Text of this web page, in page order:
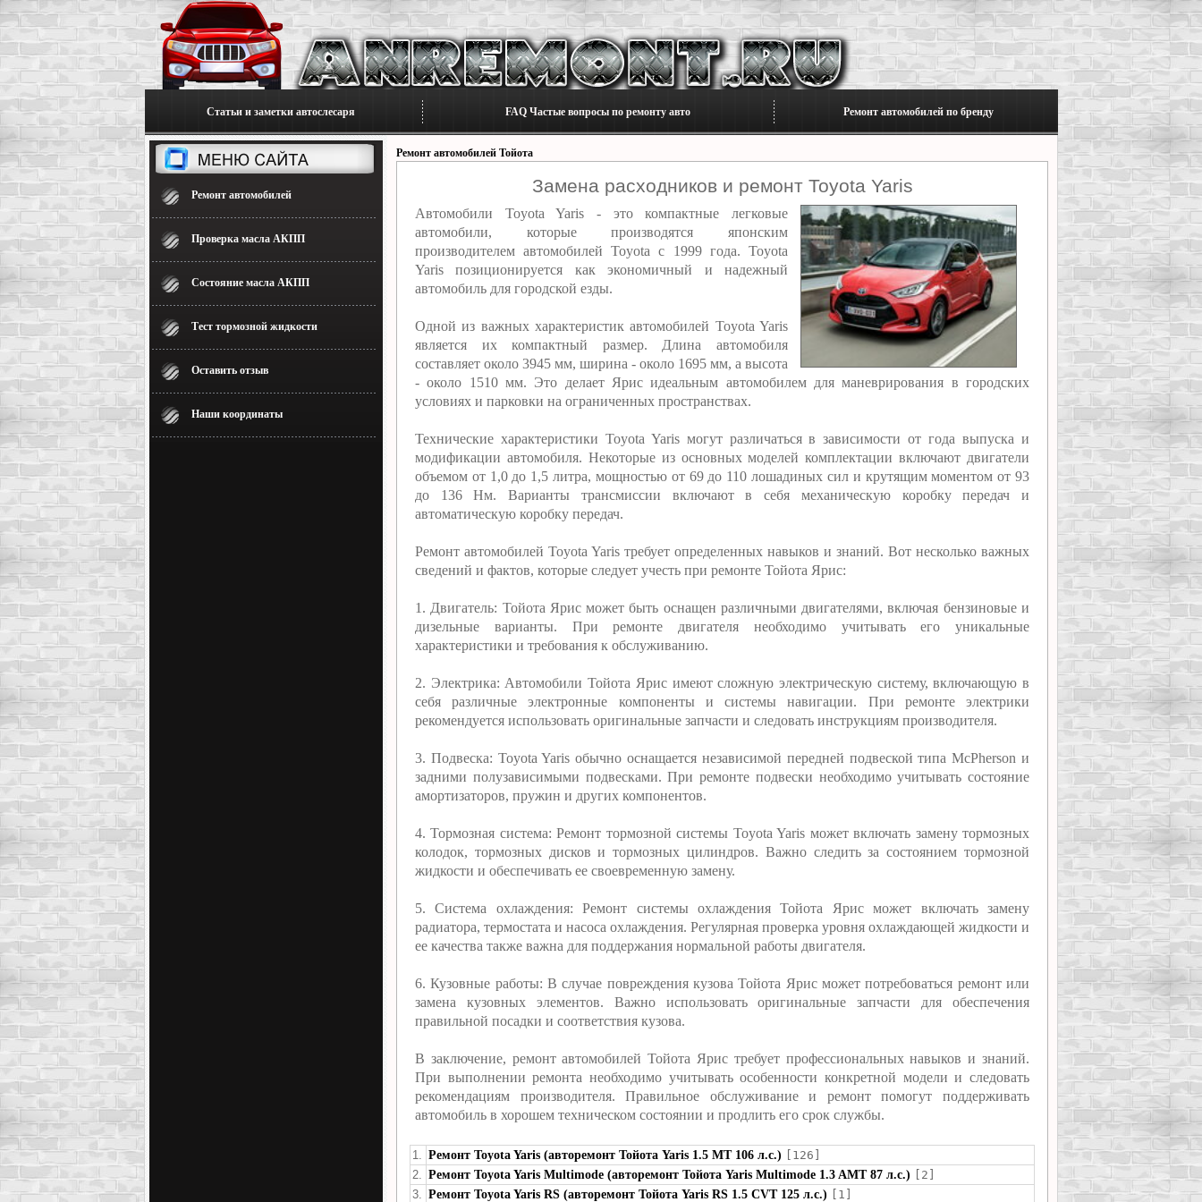
Статьи и заметки автослесаря FAQ Частые вопросы по ремонту авто Ремонт автомобилей по бренду
Ремонт автомобилей
Проверка масла АКПП
Состояние масла АКПП
Тест тормозной жидкости
Оставить отзыв
Наши координаты
Ремонт автомобилей Тойота
Замена расходников и ремонт Toyota Yaris
Автомобили Toyota Yaris - это компактные легковые
автомобили, которые производятся японским
производителем автомобилей Toyota с 1999 года. Toyota
Yaris позиционируется как экономичный и надежный
автомобиль для городской езды.
Одной из важных характеристик автомобилей Toyota Yaris
является их компактный размер. Длина автомобиля
составляет около 3945 мм, ширина - около 1695 мм, а высота
- около 1510 мм. Это делает Ярис идеальным автомобилем для маневрирования в городских
условиях и парковки на ограниченных пространствах.
Технические характеристики Toyota Yaris могут различаться в зависимости от года выпуска и
модификации автомобиля. Некоторые из основных моделей комплектации включают двигатели
объемом от 1,0 до 1,5 литра, мощностью от 69 до 110 лошадиных сил и крутящим моментом от 93
до 136 Нм. Варианты трансмиссии включают в себя механическую коробку передач и
автоматическую коробку передач.
Ремонт автомобилей Toyota Yaris требует определенных навыков и знаний. Вот несколько важных
сведений и фактов, которые следует учесть при ремонте Тойота Ярис:
1. Двигатель: Тойота Ярис может быть оснащен различными двигателями, включая бензиновые и
дизельные варианты. При ремонте двигателя необходимо учитывать его уникальные
характеристики и требования к обслуживанию.
2. Электрика: Автомобили Тойота Ярис имеют сложную электрическую систему, включающую в
себя различные электронные компоненты и системы навигации. При ремонте электрики
рекомендуется использовать оригинальные запчасти и следовать инструкциям производителя.
3. Подвеска: Toyota Yaris обычно оснащается независимой передней подвеской типа McPherson и
задними полузависимыми подвесками. При ремонте подвески необходимо учитывать состояние
амортизаторов, пружин и других компонентов.
4. Тормозная система: Ремонт тормозной системы Toyota Yaris может включать замену тормозных
колодок, тормозных дисков и тормозных цилиндров. Важно следить за состоянием тормозной
жидкости и обеспечивать ее своевременную замену.
5. Система охлаждения: Ремонт системы охлаждения Тойота Ярис может включать замену
радиатора, термостата и насоса охлаждения. Регулярная проверка уровня охлаждающей жидкости и
ее качества также важна для поддержания нормальной работы двигателя.
6. Кузовные работы: В случае повреждения кузова Тойота Ярис может потребоваться ремонт или
замена кузовных элементов. Важно использовать оригинальные запчасти для обеспечения
правильной посадки и соответствия кузова.
В заключение, ремонт автомобилей Тойота Ярис требует профессиональных навыков и знаний.
При выполнении ремонта необходимо учитывать особенности конкретной модели и следовать
рекомендациям производителя. Правильное обслуживание и ремонт помогут поддерживать
автомобиль в хорошем техническом состоянии и продлить его срок службы.
1. Ремонт Toyota Yaris (авторемонт Тойота Yaris 1.5 MT 106 л.с.)
[126]
2. Ремонт Toyota Yaris Multimode (авторемонт Тойота Yaris Multimode 1.3 AMT 87 л.с.)
[2]
3. Ремонт Toyota Yaris RS (авторемонт Тойота Yaris RS 1.5 CVT 125 л.с.) [1]